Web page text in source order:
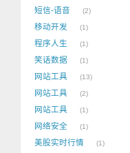
短信-语音 2
移动开发 1
程序人生 1
笑话数据 1
网站工具 13
网站工具 2
网站工具 1
网络安全 1
美股实时行情 1